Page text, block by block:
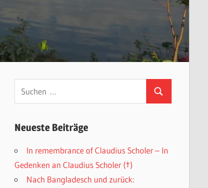
Suchen
nach:
Suchen
Neueste Beiträge
In remembrance of Claudius Scholer – In
Gedenken an Claudius Scholer (†)
Nach Bangladesch und zurück: